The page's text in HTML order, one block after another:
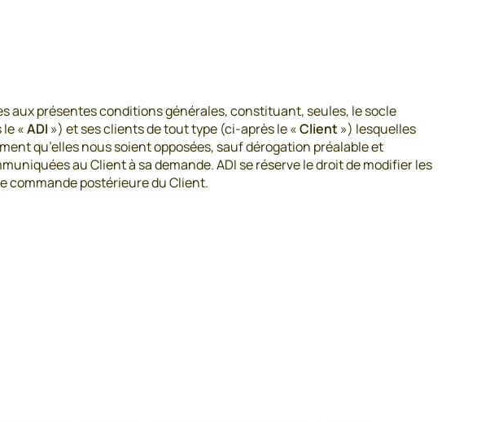
aux présentes conditions générales, constituant, seules, le socle
«ADI ») et ses clients de tout type (ci-après le «Client ») lesquelles
qu’elles nous soient opposées, sauf dérogation préalable et
au Client à sa demande. ADI se réserve le droit de modifier les
commande postérieure du Client.